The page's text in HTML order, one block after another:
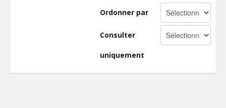
Ordonner par
Consulter
uniquement